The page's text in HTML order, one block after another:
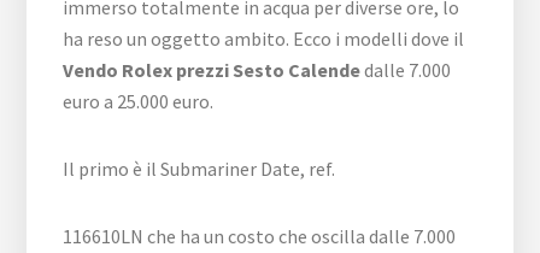
immerso totalmente in acqua per diverse ore, lo
ha reso un oggetto ambito. Ecco i modelli dove il
Vendo Rolex prezzi Sesto Calendedalle 7.000
euro a 25.000 euro.
Il primo è il Submariner Date, ref.
116610LN che ha un costo che oscilla dalle 7.000